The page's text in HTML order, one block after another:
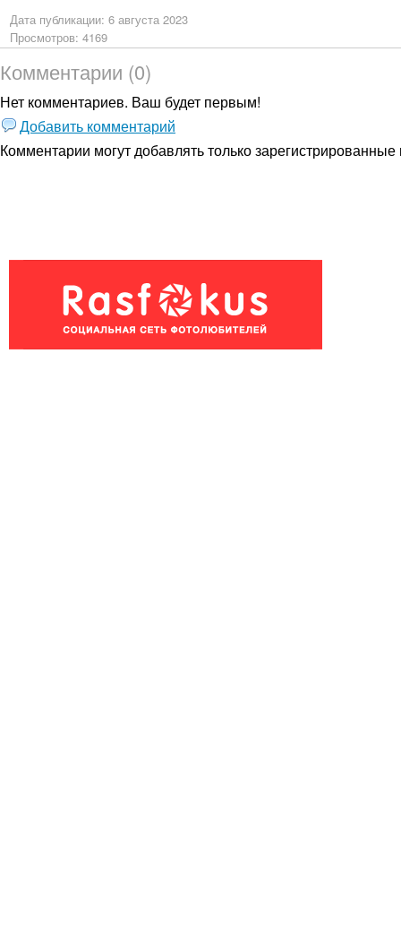
Дата публикации: 6 августа 2023
Просмотров: 4169
Комментарии (0)
Нет комментариев. Ваш будет первым!
Добавить комментарий
Комментарии могут добавлять толькозарегистрированные